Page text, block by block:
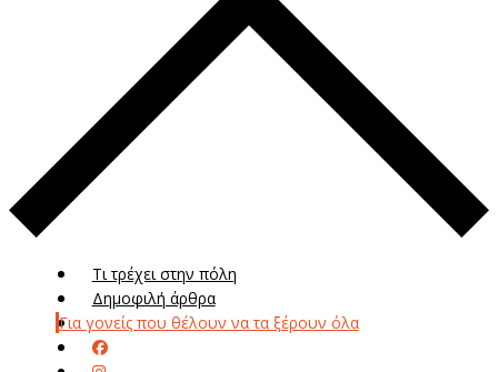
Τι τρέχει στην πόλη
Δημοφιλή άρθρα
Για γονείς που θέλουν να τα ξέρουν όλα